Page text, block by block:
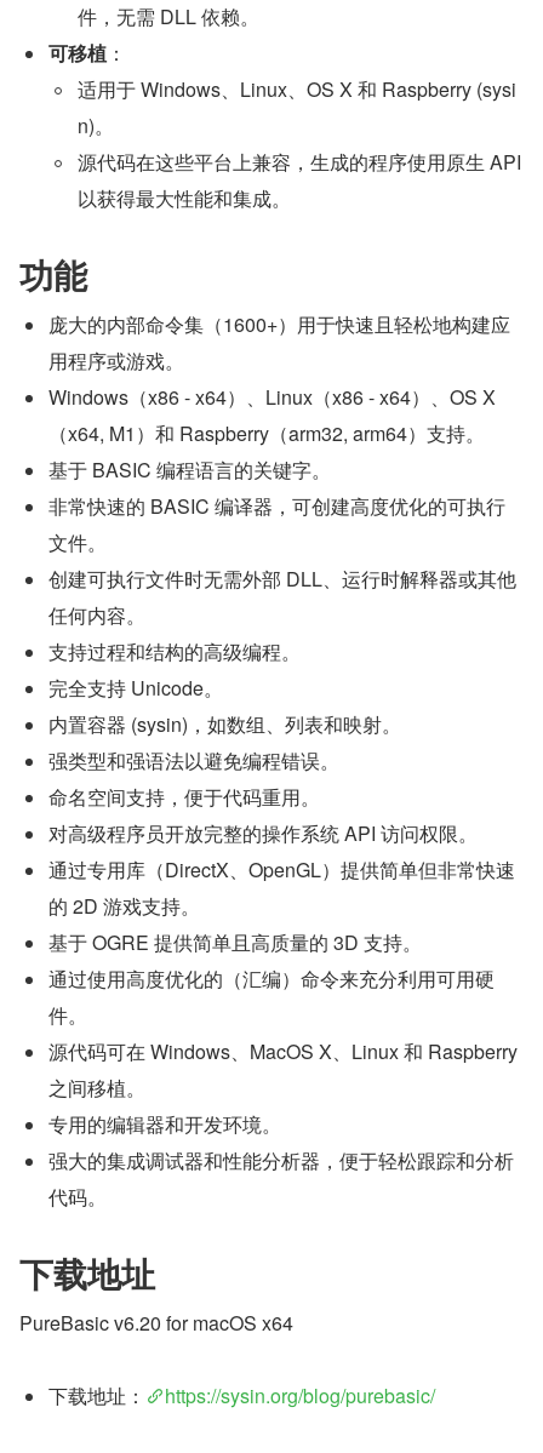
件，无需 DLL 依赖。
可移植 ：
适用于 Windows、Linux、OS X 和 Raspberry (sysi
n)。
源代码在这些平台上兼容，生成的程序使用原生 API
以获得最大性能和集成。
功能
庞大的内部命令集（1600+）用于快速且轻松地构建应
用程序或游戏。
Windows（x86 - x64）、Linux（x86 - x64）、OS X
（x64, M1）和 Raspberry（arm32, arm64）支持。
基于 BASIC 编程语言的关键字。
非常快速的 BASIC 编译器，可创建高度优化的可执行
文件。
创建可执行文件时无需外部 DLL、运行时解释器或其他
任何内容。
支持过程和结构的高级编程。
完全支持 Unicode。
内置容器 (sysin)，如数组、列表和映射。
强类型和强语法以避免编程错误。
命名空间支持，便于代码重用。
对高级程序员开放完整的操作系统 API 访问权限。
通过专用库（DirectX、OpenGL）提供简单但非常快速
的 2D 游戏支持。
基于 OGRE 提供简单且高质量的 3D 支持。
通过使用高度优化的（汇编）命令来充分利用可用硬
件。
源代码可在 Windows、MacOS X、Linux 和 Raspberry
之间移植。
专用的编辑器和开发环境。
强大的集成调试器和性能分析器，便于轻松跟踪和分析
代码。
下载地址
PureBasic v6.20 for macOS x64
下载地址： https://sysin.org/blog/purebasic/